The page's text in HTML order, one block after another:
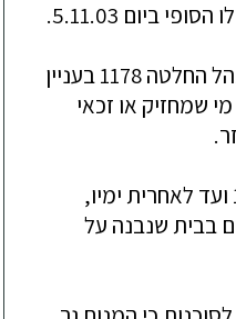
ביום 5.11.03.
5.1.09 התקבלה במינהל החלטה 1178 בעניין
שמחזיק או זכאי
החל משנת 1956 ועד לאחרית ימיו,
בבית שנבנה על